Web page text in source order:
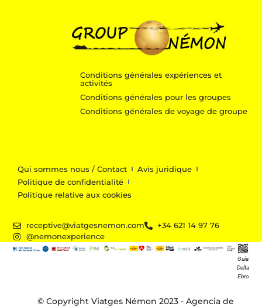
Conditions générales expériences et
activités
Conditions générales pour les groupes
Conditions générales de voyage de groupe
Qui sommes nous / Contact
Avis juridique
Politique de confidentialité
Politique relative aux cookies
receptive@viatgesnemon.com
+34 621 14 97 76
@nemonexperience
Guía
Delta
Ebro
© Copyright Viatges Némon 2023 - Agencia de